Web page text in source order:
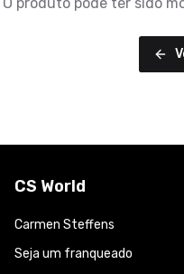
CS World
Carmen Steffens
Seja um franqueado